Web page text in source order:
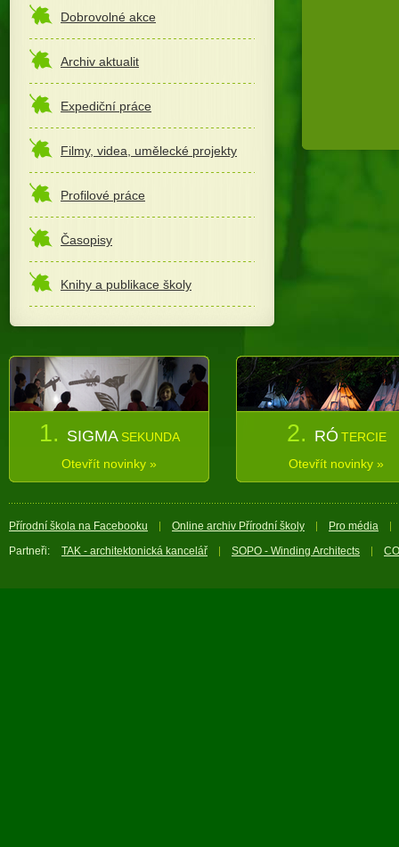
Dobrovolné akce
Archiv aktualit
Expediční práce
Filmy, videa, umělecké projekty
Profilové práce
Časopisy
Knihy a publikace školy
1. SIGMA SEKUNDA
Otevřít novinky »
2. RÓ TERCIE
Otevřít novinky »
Přírodní škola na Facebooku Online archiv Přírodní školy
Pro média
Partneři:
TAK - architektonická kancelář SOPO - Winding Architects